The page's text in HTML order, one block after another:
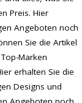
Preis. Hier
Angeboten noch
Sie die Artikel
Marken
erhalten Sie die
Designs und